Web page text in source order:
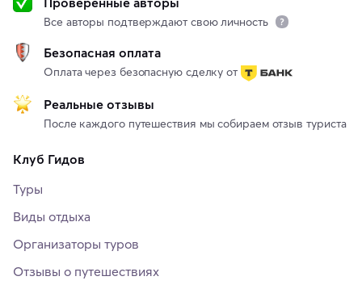
Все авторы подтверждают свою личность
Безопасная оплата
Оплата через безопасную сделку от
Реальные отзывы
После каждого путешествия мы собираем отзыв туриста
Клуб Гидов
Туры
Виды отдыха
Организаторы туров
Отзывы о путешествиях